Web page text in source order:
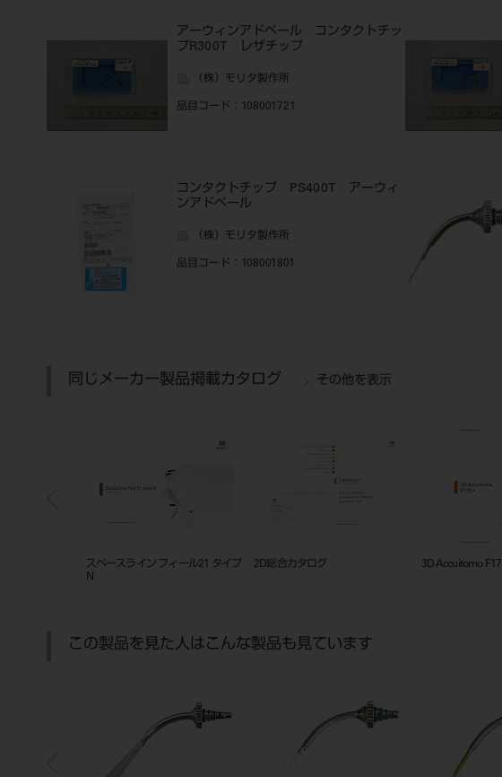
アーウィンアドベール コンタクトチッ
プR300T レザチップ
（株）モリタ製作所
品目コード ：108001721
コンタクトチップ PS400T アーウィ
ンアドベール
（株）モリタ製作所
品目コード ：108001801
同じメーカー製品掲載カタログ その他を表示
スペースライン フィール21 タイプ
N
2D総合カタログ 3D Accuitomo
この製品を見た人はこんな製品も見ています